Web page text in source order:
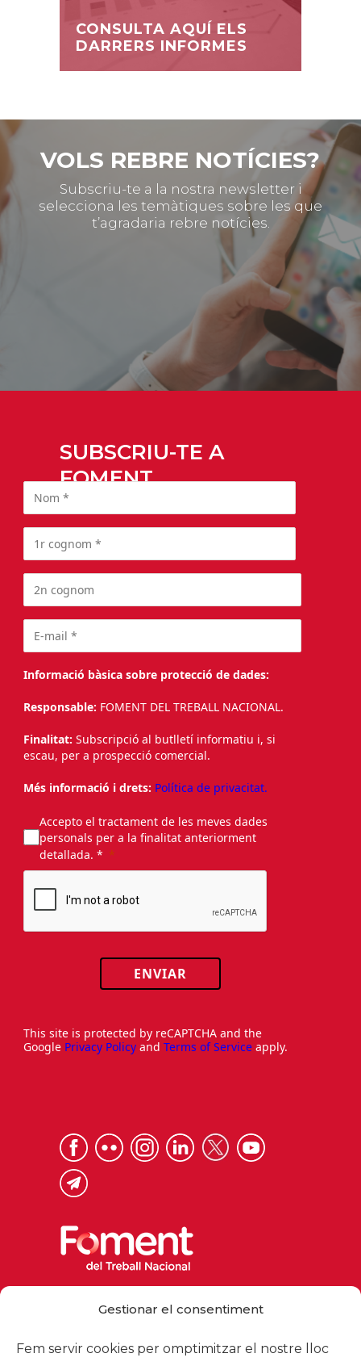
Gestionar el consentiment
Fem servir cookies per omptimitzar el nostre lloc
CONSULTA AQUÍ ELS
DARRERS INFORMES
VOLS REBRE NOTÍCIES?
Subscriu-te a la nostra newsletter i
selecciona les temàtiques sobre les que
t’agradaria rebre notícies.
SUBSCRIU-TE A
FOMENT
Informació bàsica sobre protecció de dades:
Responsable: FOMENT DEL TREBALL NACIONAL.
Finalitat: Subscripció al butlletí informatiu i, si
escau, per a prospecció comercial.
Més informació i drets: Política de privacitat.
Accepto el tractament de les meves dades
personals per a la finalitat anteriorment
detallada. *
ENVIAR
This site is protected by reCAPTCHA and the
Google Privacy Policy and Terms of Service apply.
foment@foment.com